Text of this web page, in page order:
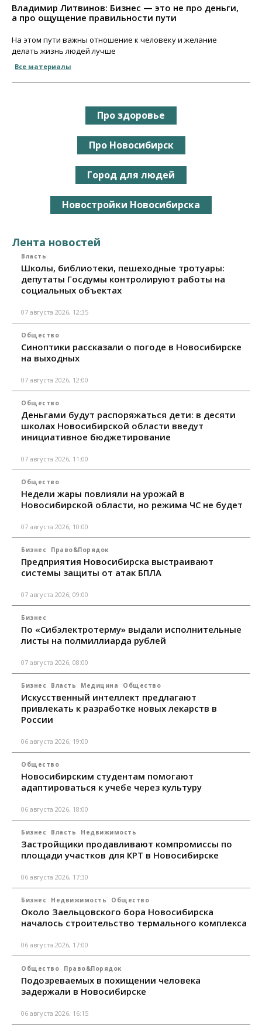
Владимир Литвинов: Бизнес — это не про деньги,
а про ощущение правильности пути
На этом пути важны отношение к человеку и желание
делать жизнь людей лучше
Все материалы
Про здоровье
Про Новосибирск
Город для людей
Новостройки Новосибирска
Лента новостей
Власть
Школы, библиотеки, пешеходные тротуары:
депутаты Госдумы контролируют работы на
социальных объектах
07 августа 2026, 12:35
Общество
Синоптики рассказали о погоде в Новосибирске
на выходных
07 августа 2026, 12:00
Общество
Деньгами будут распоряжаться дети: в десяти
школах Новосибирской области введут
инициативное бюджетирование
07 августа 2026, 11:00
Общество
Недели жары повлияли на урожай в
Новосибирской области, но режима ЧС не будет
07 августа 2026, 10:00
Бизнес Право&Порядок
Предприятия Новосибирска выстраивают
системы защиты от атак БПЛА
07 августа 2026, 09:00
Бизнес
По «Сибэлектротерму» выдали исполнительные
листы на полмиллиарда рублей
07 августа 2026, 08:00
Бизнес Власть Медицина Общество
Искусственный интеллект предлагают
привлекать к разработке новых лекарств в
России
06 августа 2026, 19:00
Общество
Новосибирским студентам помогают
адаптироваться к учебе через культуру
06 августа 2026, 18:00
Бизнес Власть Недвижимость
Застройщики продавливают компромиссы по
площади участков для КРТ в Новосибирске
06 августа 2026, 17:30
Бизнес Недвижимость Общество
Около Заельцовского бора Новосибирска
началось строительство термального комплекса
06 августа 2026, 17:00
Общество Право&Порядок
Подозреваемых в похищении человека
задержали в Новосибирске
06 августа 2026, 16:15